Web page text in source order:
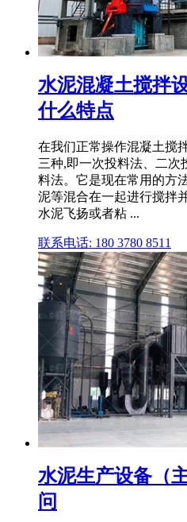
水泥混凝土搅拌
什么特点
在我们正常操作混凝土搅
三种,即一次投料法、二
料法。它是现在常用的方
泥等混合在一起进行搅拌
水泥飞扬或者粘 ...
联系电话: 180 3780 8511
水泥生产设备（
问